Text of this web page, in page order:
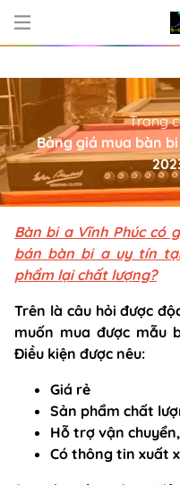
CẤP BÀN
Trang
Bảng giá mua bàn
Bàn bi a Vĩnh Phúc có
bán bàn bi a uy tín
phẩm lại chất lượng?
Trên là câu hỏi được
muốn mua được mẫu
Điều kiện được nêu:
Giá rẻ
Sản phẩm chất
Hỗ trợ vận
Có thông tin xuất